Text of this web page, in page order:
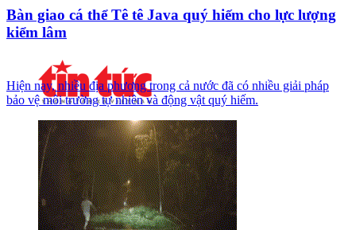
Bàn giao cá thể Tê tê Java quý hiếm cho lực lượng
kiểm lâm
Hiện nay, nhiều địa phương trong cả nước đã có nhiều giải pháp
bảo vệ môi trường tự nhiên và động vật quý hiếm.